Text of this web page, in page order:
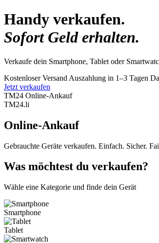
Handy verkaufen.
Sofort Geld erhalten.
Verkaufe dein Smartphone, Tablet oder
Kostenloser Versand Auszahlung in 1–3 Tagen
Jetzt verkaufen
TM24 Online-Ankauf
TM24.li
Online-Ankauf
Gebrauchte Geräte verkaufen. Einfach. Sicher.
Was möchtest du verkaufen?
Wähle eine Kategorie und finde dein Gerät
Smartphone
Tablet